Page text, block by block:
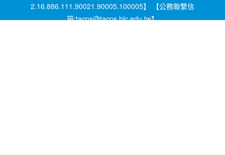
2.16.886.111.90021.90005.100005】 【公務聯繫信
箱:tacps@tacps.hlc.edu.tw】